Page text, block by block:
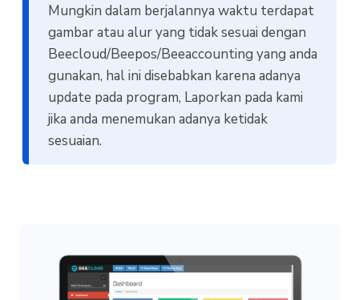
Mungkin dalam berjalannya waktu terdapat
gambar atau alur yang tidak sesuai dengan
Beecloud/Beepos/Beeaccounting yang anda
gunakan, hal ini disebabkan karena adanya
update pada program, Laporkan pada kami
jika anda menemukan adanya ketidak
sesuaian.